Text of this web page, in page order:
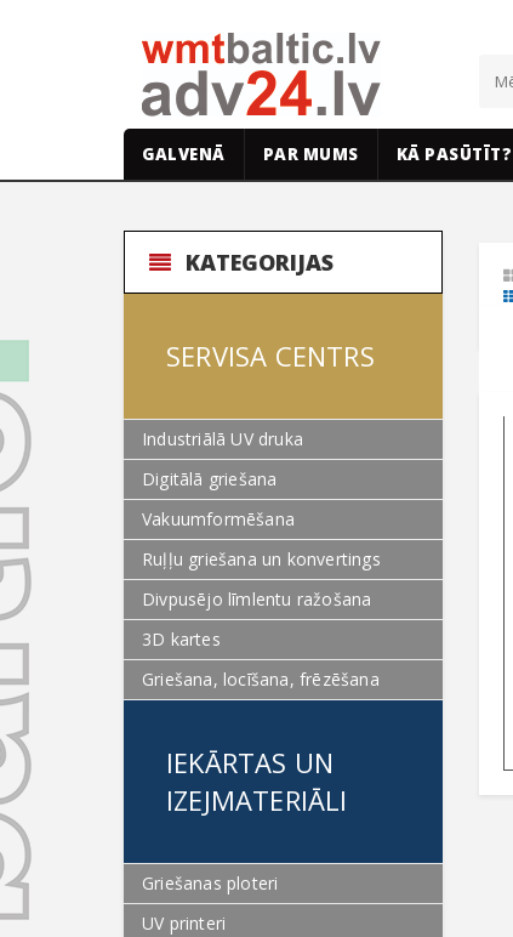
GALVENĀ PAR MUMS KĀ PASŪTĪT?
KATEGORIJAS
SERVISA CENTRS
Industriālā UV druka
Digitālā griešana
Vakuumformēšana
Ruļļu griešana un konvertings
Divpusējo līmlentu ražošana
3D kartes
Griešana, locīšana, frēzēšana
IEKĀRTAS UN
IZEJMATERIĀLI
Griešanas ploteri
UV printeri